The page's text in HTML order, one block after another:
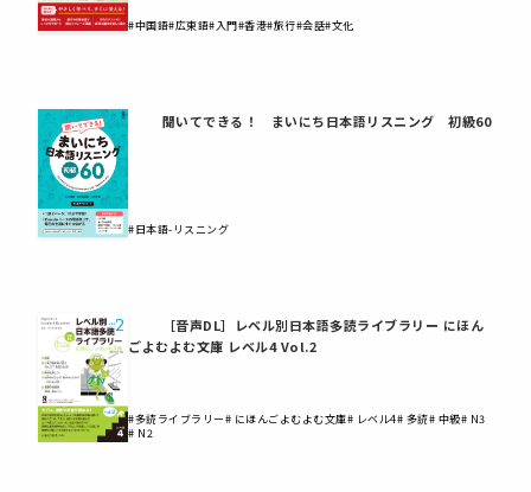
#中国語#広東語#入門#香港#旅行#会話#文化
聞いてできる！ まいにち日本語リスニング 初級60
#日本語-リスニング
［音声DL］レベル別日本語多読ライブラリー にほん
ごよむよむ文庫 レベル4 Vol.2
#多読ライブラリー# にほんごよむよむ文庫# レベル4# 多読# 中級# N3
# N2